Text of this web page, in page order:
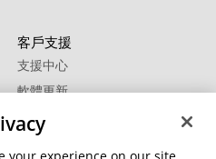
客戶支援
支援中心
軟體更新
CCP國際專業認證